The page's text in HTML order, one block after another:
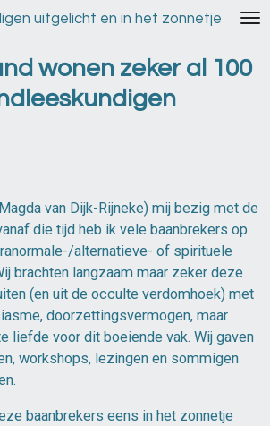
uitgelicht en in het zonnetje
wonen zeker al 100
van Dijk-Rijneke) mij bezig met de
die tijd heb ik vele baanbrekers op
alternatieve- of spirituele
brachten langzaam maar zeker deze
(en uit de occulte verdomhoek) met
doorzettingsvermogen, maar
liefde voor dit boeiende vak. Wij gaven
workshops, lezingen en sommigen
baanbrekers eens in het zonnetje